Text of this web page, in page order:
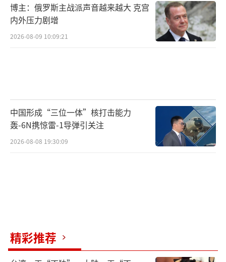
博主：俄罗斯主战派声音越来越大 克宫
内外压力剧增
2026-08-09 10:09:21
中国形成“三位一体”核打击能力
轰-6N携惊雷-1导弹引关注
2026-08-08 19:30:09
精彩推荐